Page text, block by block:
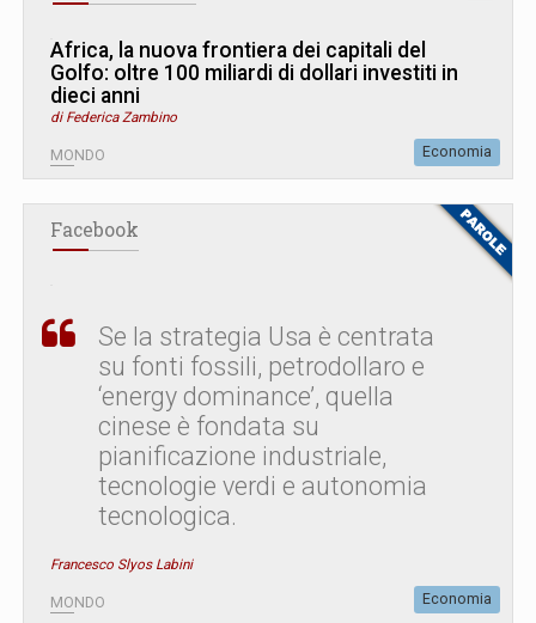
Africa, la nuova frontiera dei capitali del
Golfo: oltre 100 miliardi di dollari investiti in
dieci anni
di Federica Zambino
MONDO Economia
Facebook
Se la strategia Usa è centrata
su fonti fossili, petrodollaro e
‘energy dominance’, quella
cinese è fondata su
pianificazione industriale,
tecnologie verdi e autonomia
tecnologica.
Francesco Slyos Labini
MONDO Economia